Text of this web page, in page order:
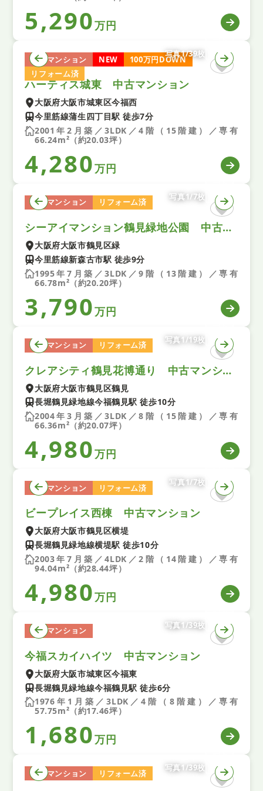
5,290万円
中古マンション NEW
100万円DOWN
リフォーム済
写真1/39枚
ハーティス城東 中古マンション
大阪府大阪市城東区今福西
今里筋線蒲生四丁目駅 徒歩7分
2001年2月築／3LDK／4階（15階建）／専有
66.24m²（約20.03坪）
4,280万円
中古マンション リフォーム済
写真1/7枚
シーアイマンション鶴見緑地公園 中古マンション
大阪府大阪市鶴見区緑
今里筋線新森古市駅 徒歩9分
1995年7月築／3LDK／9階（13階建）／専有
66.78m²（約20.20坪）
3,790万円
中古マンション リフォーム済
写真1/19枚
クレアシティ鶴見花博通り 中古マンション
大阪府大阪市鶴見区鶴見
長堀鶴見緑地線今福鶴見駅 徒歩10分
2004年3月築／3LDK／8階（15階建）／専有
66.36m²（約20.07坪）
4,980万円
中古マンション リフォーム済
写真1/7枚
ビープレイス西棟 中古マンション
大阪府大阪市鶴見区横堤
長堀鶴見緑地線横堤駅 徒歩10分
2003年7月築／4LDK／2階（14階建）／専有
94.04m²（約28.44坪）
4,980万円
中古マンション
写真1/39枚
今福スカイハイツ 中古マンション
大阪府大阪市城東区今福東
長堀鶴見緑地線今福鶴見駅 徒歩6分
1976年1月築／3LDK／4階（8階建）／専有
57.75m²（約17.46坪）
1,680万円
中古マンション リフォーム済
写真1/39枚